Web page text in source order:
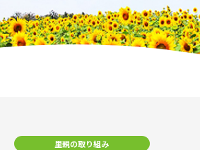
里親の取り組み